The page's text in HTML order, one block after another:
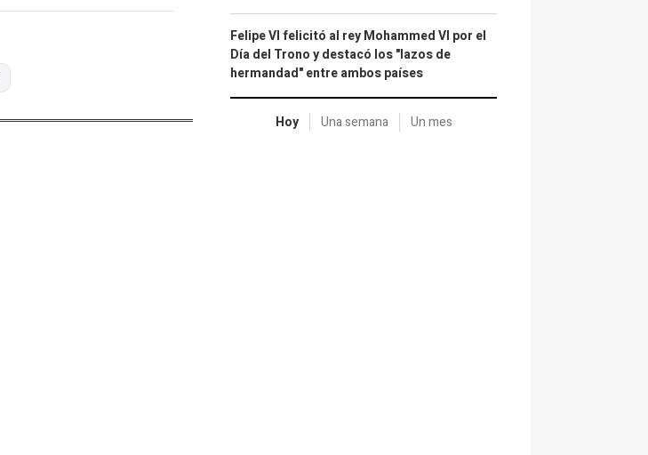
Felipe VI felicitó al rey Mohammed VI por el
Día del Trono y destacó los "lazos de
hermandad" entre ambos países
Hoy Una semana Un mes